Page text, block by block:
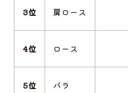
3位 肩ロース
4位 ロース
5位 バラ